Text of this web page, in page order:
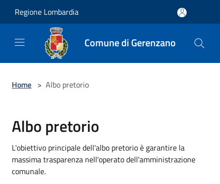
Regione Lombardia
Comune di Gerenzano
Home > Albo pretorio
Albo pretorio
L'obiettivo principale dell'albo pretorio è garantire la
massima trasparenza nell'operato dell'amministrazione
comunale.